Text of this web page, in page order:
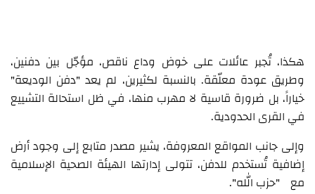
هكذا، تُجبر عائلات على خوض وداع ناقص، مؤجّل بين دفنين،
وطريق عودة معلّقة. بالنسبة لكثيرين، لم يعد "دفن الوديعة"
خياراً، بل ضرورة قاسية لا مهرب منها، في ظل استحالة التشييع
في القرى الحدودية.
وإلى جانب المواقع المعروفة، يشير مصدر متابع إلى وجود أرض
إضافية تُستخدم للدفن، تتولى إدارتها الهيئة الصحية الإسلامية
مع "حزب الله".